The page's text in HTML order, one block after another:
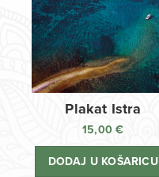
Plakat Istra
15,00€
DODAJ U KOŠARICU